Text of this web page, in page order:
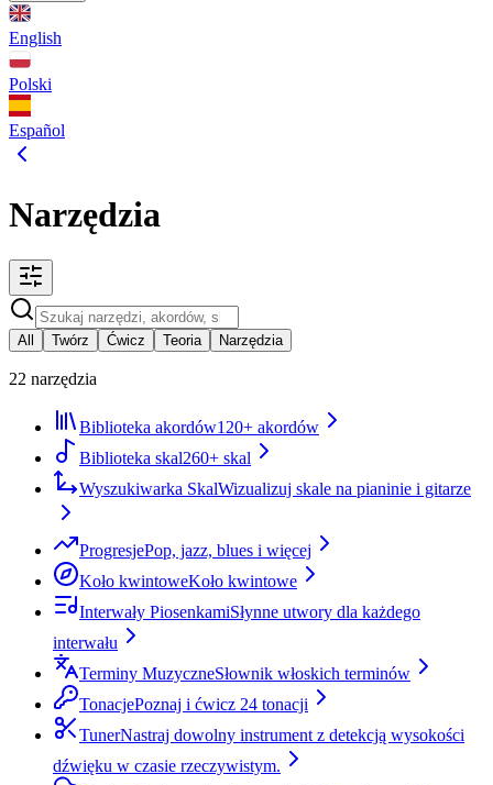
English
Polski
Español
Narzędzia
All Twórz Ćwicz Teoria Narzędzia
22 narzędzia
Biblioteka akordów120+ akordów
Biblioteka skal260+ skal
Wyszukiwarka SkalWizualizuj skale na pianinie i gitarze
ProgresjePop, jazz, blues i więcej
Koło kwintoweKoło kwintowe
Interwały PiosenkamiSłynne utwory dla każdego
interwału
Terminy MuzyczneSłownik włoskich terminów
TonacjePoznaj i ćwicz 24 tonacji
TunerNastraj dowolny instrument z detekcją wysokości
dźwięku w czasie rzeczywistym.